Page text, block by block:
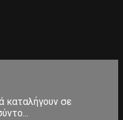
καταλήγουν σε